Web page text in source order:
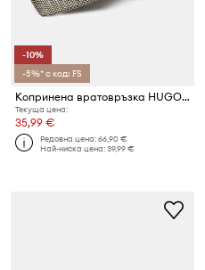
-10%
-5%* с код: FS
Копринена вратовръзка HUGO Tie cm 6
Текуща цена:
35,99 €
Редовна цена:66,90 €
Най-ниска цена:39,99 €